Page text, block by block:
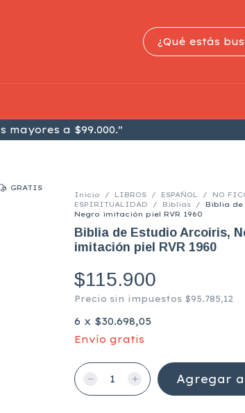
a $99.000."
GRATIS
Inicio / LIBROS / ESPAÑOL / NO
ESPIRITUALIDAD
/ Biblias /
Biblia de
Negro imitación piel RVR 1960
Biblia de Estudio Arcoiris,
imitación piel RVR 1960
$115.900
Precio sin impuestos $95.785,12
6 x $30.698,05
Envío gratis